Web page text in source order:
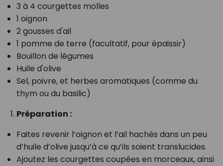
3 à 4 courgettes molles
1 oignon
2 gousses d'ail
1 pomme de terre (facultatif, pour épaissir)
Bouillon de légumes
Huile d'olive
Sel, poivre, et herbes aromatiques (comme du
thym ou du basilic)
Préparation :
Faites revenir l’oignon et l’ail hachés dans un peu
d’huile d’olive jusqu’à ce qu’ils soient translucides.
Ajoutez les courgettes coupées en morceaux, ainsi